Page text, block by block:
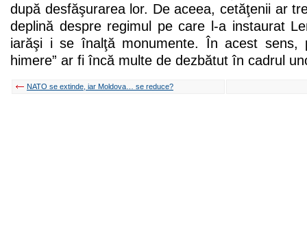
după desfăşurarea lor. De aceea, cetăţenii ar
deplină despre regimul pe care l-a instaurat
iarăşi i se înalţă monumente. În acest sens,
himere” ar fi încă multe de dezbătut în cadrul
NATO se extinde, iar Moldova… se reduce?